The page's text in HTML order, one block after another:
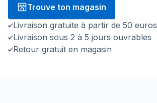
Trouve ton magasin
Livraison gratuite à partir de 50 euros
Livraison sous 2 à 5 jours ouvrables
Retour gratuit en magasin